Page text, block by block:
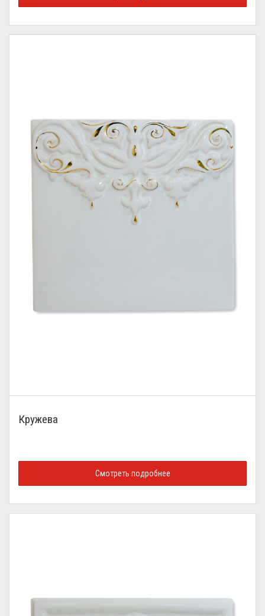
Кружева
Смотреть подробнее